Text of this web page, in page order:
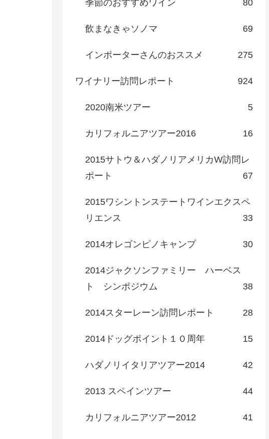
季節のおすすめワイン 80
飲まなきゃソノマ 69
インポーターさんのおススメ 275
ワイナリー訪問レポート 924
2020南米ツアー 5
カリフォルニアツアー2016 16
2015サトウ＆ハダノリアメリカW訪問レ
ポート
67
2015ワシントンステートワインエクスペ
リエンス
33
2014オレゴンピノキャンプ 30
2014ジャクソンファミリー ハーベス
ト シンポジウム
38
2014スターレーン訪問レポート 28
2014ドッグポイント１０周年 15
ハダノリイタリアツアー2014 42
2013 スペインツアー 44
カリフォルニアツアー2012 41